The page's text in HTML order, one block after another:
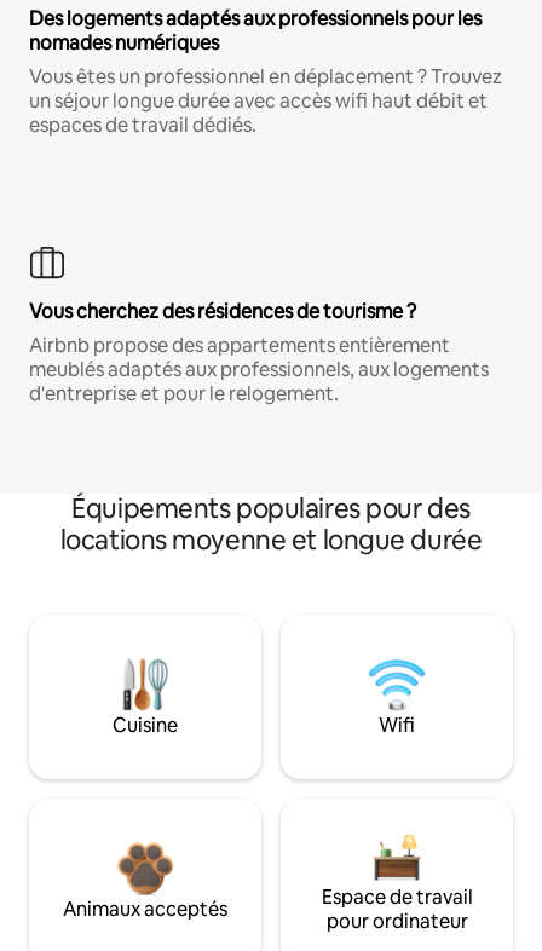
Des logements adaptés aux professionnels pour les
nomades numériques
Vous êtes un professionnel en déplacement ? Trouvez
un séjour longue durée avec accès wifi haut débit et
espaces de travail dédiés.
Vous cherchez des résidences de tourisme ?
Airbnb propose des appartements entièrement
meublés adaptés aux professionnels, aux logements
d'entreprise et pour le relogement.
Équipements populaires pour des
locations moyenne et longue durée
Cuisine Wifi
Animaux acceptés
Espace de travail
pour ordinateur